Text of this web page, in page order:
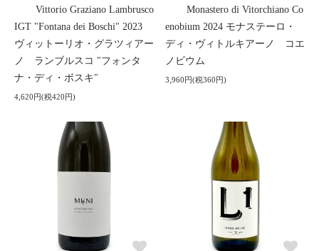
Vittorio Graziano Lambrusco
IGT "Fontana dei Boschi" 2023
ヴィットーリオ・グラツィアー
ノ ランブルスコ "フォンタ
ナ・ディ・ボスキ"
4,620円(税420円)
Monastero di Vitorchiano Co
enobium 2024 モナステーロ・
ディ・ヴィトルキアーノ コエ
ノビウム
3,960円(税360円)